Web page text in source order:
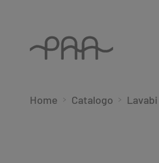
Home Catalogo Lavabi